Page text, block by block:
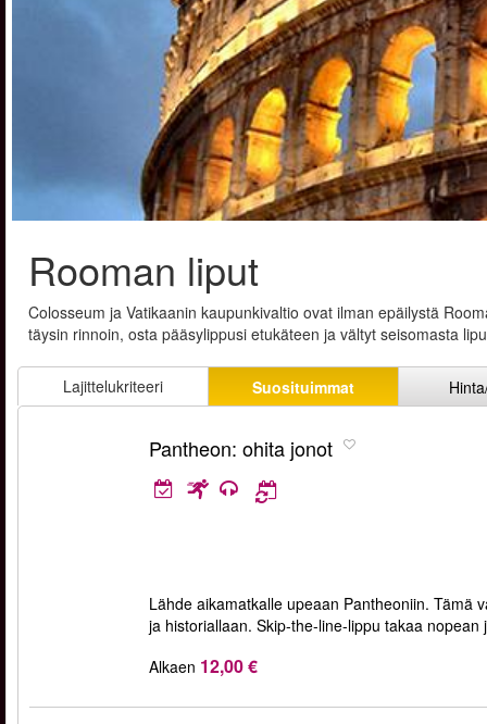
Rooman liput
Colosseum ja Vatikaanin kaupunkivaltio ovat ilman epäilystä
täysin rinnoin, osta pääsylippusi etukäteen ja vältyt seisomasta
Lajittelukriteeri Suosituimmat
Pantheon: ohita jonot
Lähde aikamatkalle upeaan Pantheoniin. Tämä
ja historiallaan. Skip-the-line-lippu takaa
Alkaen 12,00 €